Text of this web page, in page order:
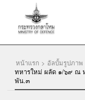
หน้าแรก > อัลบั้มรูปภาพ
ทหารใหม่ ผลัด ๑/๖๙ ณ
พัน.๓